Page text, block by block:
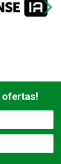
ofertas!